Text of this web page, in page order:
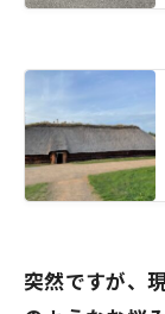
突然ですが、